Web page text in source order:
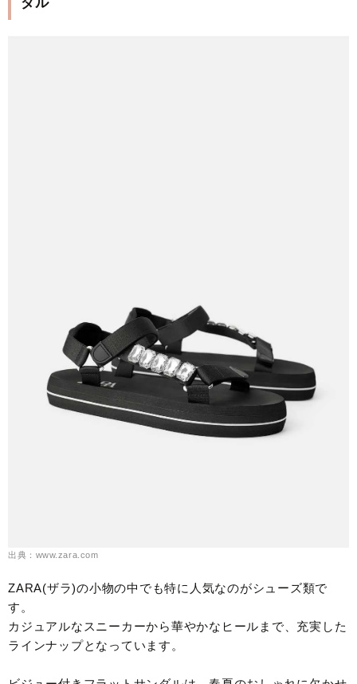
出典：www.zara.com
ZARA(ザラ)の小物の中でも特に人気なのがシューズ類で
す。
カジュアルなスニーカーから華やかなヒールまで、充実した
ラインナップとなっています。